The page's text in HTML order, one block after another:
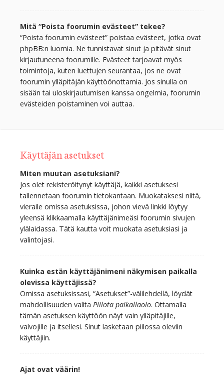
Mitä “Poista foorumin evästeet” tekee?
“Poista foorumin evästeet” poistaa evästeet, jotka ovat
phpBB:n luomia. Ne tunnistavat sinut ja pitävät sinut
kirjautuneena foorumille. Evästeet tarjoavat myös
toimintoja, kuten luettujen seurantaa, jos ne ovat
foorumin ylläpitäjän käyttöönottamia. Jos sinulla on
sisään tai uloskirjautumisen kanssa ongelmia, foorumin
evästeiden poistaminen voi auttaa.
Käyttäjän asetukset
Miten muutan asetuksiani?
Jos olet rekisteröitynyt käyttäjä, kaikki asetuksesi
tallennetaan foorumin tietokantaan. Muokataksesi niitä,
vieraile omissa asetuksissa, johon vievä linkki löytyy
yleensä klikkaamalla käyttäjänimeäsi foorumin sivujen
ylälaidassa. Tätä kautta voit muokata asetuksiasi ja
valintojasi.
Kuinka estän käyttäjänimeni näkymisen paikalla
olevissa käyttäjissä?
Omissa asetuksissasi, “Asetukset”-välilehdellä, löydät
mahdollisuuden valita Piilota paikallaolo. Ottamalla
tämän asetuksen käyttöön näyt vain ylläpitäjille,
valvojille ja itsellesi. Sinut lasketaan piilossa oleviin
käyttäjiin.
Ajat ovat väärin!